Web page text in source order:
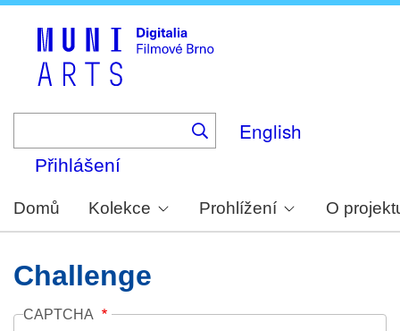
English
Přihlášení
Domů Kolekce Prohlížení O
Challenge
CAPTCHA